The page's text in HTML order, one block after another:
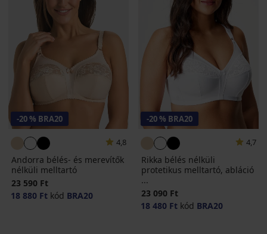
-20 % BRA20
4,8
Andorra bélés- és merevítők
nélküli melltartó
23 590 Ft
18 880 Ft kód BRA20
-20 % BRA20
4,7
Rikka bélés nélküli
protetikus melltartó, abláció
...
23 090 Ft
18 480 Ft kód BRA20